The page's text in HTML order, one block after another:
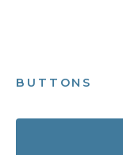
BUTTONS